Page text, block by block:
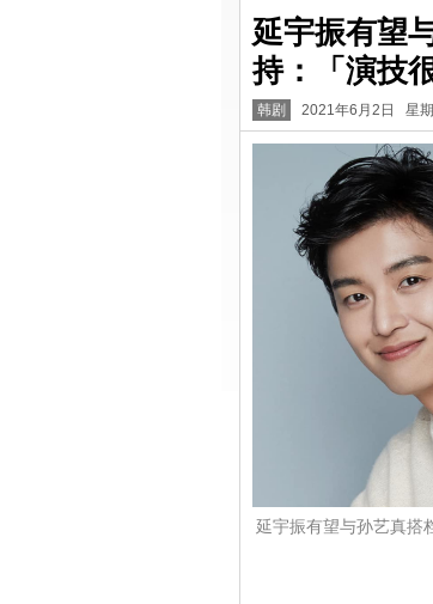
延宇振有望
持：「演技
韩剧 2021年6月2日 星
延宇振有望与孙艺真搭